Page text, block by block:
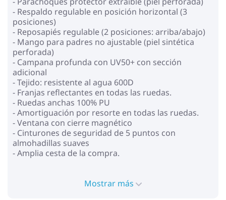
- Respaldo regulable en posición horizontal (3
posiciones)
- Reposapiés regulable (2 posiciones: arriba/abajo)
- Mango para padres no ajustable (piel sintética
perforada)
- Campana profunda con UV50+ con sección
adicional
- Tejido: resistente al agua 600D
- Franjas reflectantes en todas las ruedas.
- Ruedas anchas 100% PU
- Amortiguación por resorte en todas las ruedas.
- Ventana con cierre magnético
- Cinturones de seguridad de 5 puntos con
almohadillas suaves
- Amplia cesta de la compra.
- Dimensiones desplegado: Alto x Largo x Ancho:
Mostrar más